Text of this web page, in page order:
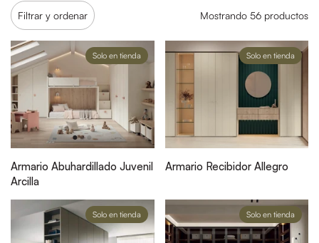
Filtrar y ordenar Mostrando 56 productos
Armario Abuhardillado Juvenil
Arcilla
Solo en tienda
Armario Recibidor Allegro
Solo en tienda
Solo en tienda Solo en tienda